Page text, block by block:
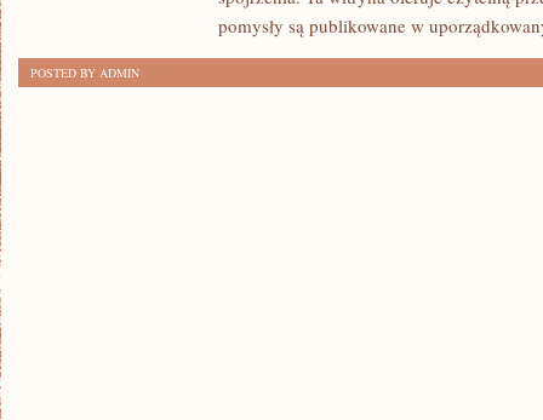
pomysły są publikowane w
POSTED BY ADMIN